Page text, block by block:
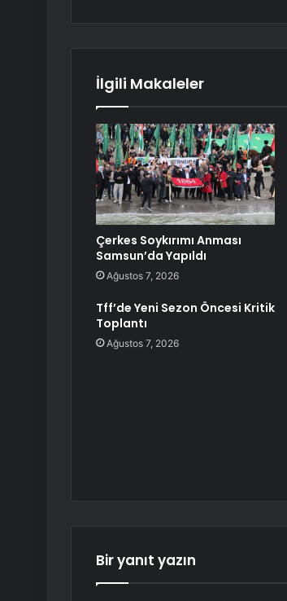
İlgili Makaleler
Çerkes Soykırımı Anması
Samsun’da Yapıldı
Ağustos 7, 2026
Tff’de Yeni Sezon Öncesi Kritik
Toplantı
Ağustos 7, 2026
Bir yanıt yazın